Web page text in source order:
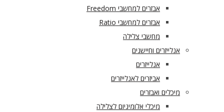
אבזרים למחשבי Freedom
אבזרים למחשבי Ratio
מחשבי צלילה
אנלייזרים וחיישנים
אנלייזרים
אביזרים לאנלייזרים
מיכלים ואבזרים
מיכלי אלומיניום לצלילה